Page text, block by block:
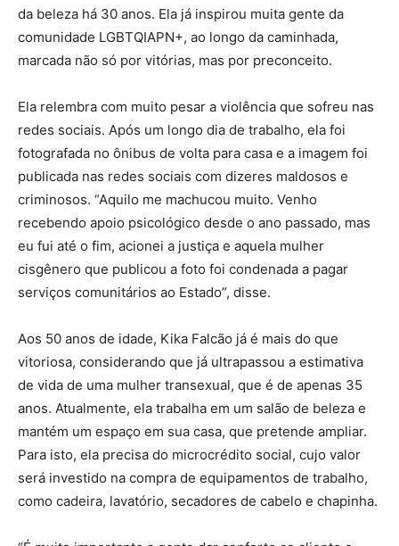
da beleza há 30 anos. Ela já inspirou muita gente da
comunidade LGBTQIAPN+, ao longo da caminhada,
marcada não só por vitórias, mas por preconceito.
Ela relembra com muito pesar a violência que sofreu nas
redes sociais. Após um longo dia de trabalho, ela foi
fotografada no ônibus de volta para casa e a imagem foi
publicada nas redes sociais com dizeres maldosos e
criminosos. “Aquilo me machucou muito. Venho
recebendo apoio psicológico desde o ano passado, mas
eu fui até o fim, acionei a justiça e aquela mulher
cisgênero que publicou a foto foi condenada a pagar
serviços comunitários ao Estado”, disse.
Aos 50 anos de idade, Kika Falcão já é mais do que
vitoriosa, considerando que já ultrapassou a estimativa
de vida de uma mulher transexual, que é de apenas 35
anos. Atualmente, ela trabalha em um salão de beleza e
mantém um espaço em sua casa, que pretende ampliar.
Para isto, ela precisa do microcrédito social, cujo valor
será investido na compra de equipamentos de trabalho,
como cadeira, lavatório, secadores de cabelo e chapinha.